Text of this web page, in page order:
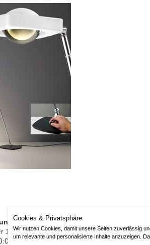
10:00-13:00 / 14:30-18:30 Uhr
14:00 Uhr
Cookies & Privatsphäre
Wir nutzen Cookies, damit unsere Seiten zuverlässig
um relevante und personalisierte Inhalte anzuzeigen.